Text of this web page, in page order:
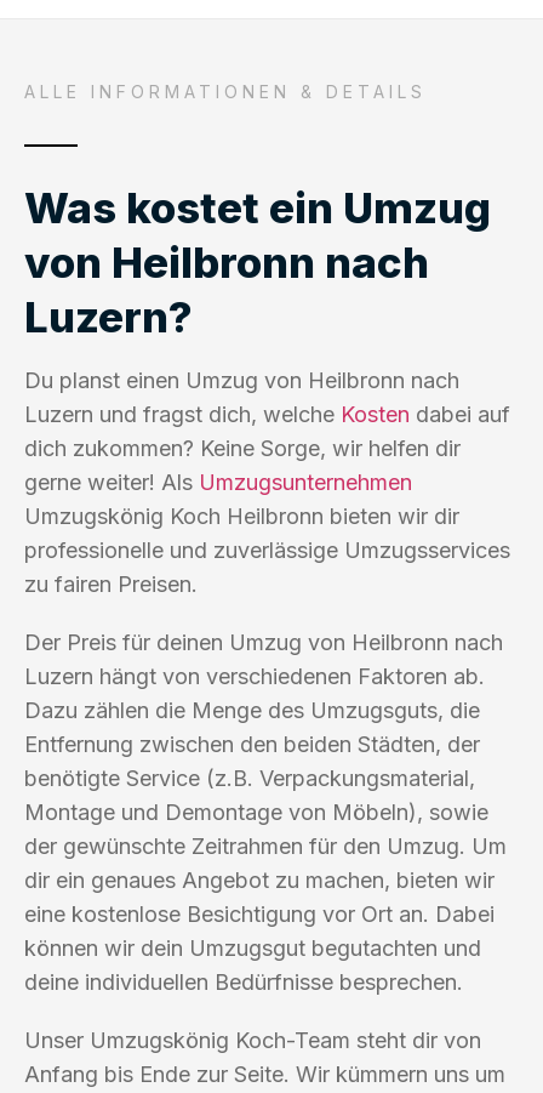
ALLE INFORMATIONEN & DETAILS
Was kostet ein Umzug
von Heilbronn nach
Luzern?
Du planst einen Umzug von Heilbronn nach
Luzern und fragst dich, welche Kosten dabei auf
dich zukommen? Keine Sorge, wir helfen dir
gerne weiter! Als Umzugsunternehmen
Umzugskönig Koch Heilbronn bieten wir dir
professionelle und zuverlässige Umzugsservices
zu fairen Preisen.
Der Preis für deinen Umzug von Heilbronn nach
Luzern hängt von verschiedenen Faktoren ab.
Dazu zählen die Menge des Umzugsguts, die
Entfernung zwischen den beiden Städten, der
benötigte Service (z.B. Verpackungsmaterial,
Montage und Demontage von Möbeln), sowie
der gewünschte Zeitrahmen für den Umzug. Um
dir ein genaues Angebot zu machen, bieten wir
eine kostenlose Besichtigung vor Ort an. Dabei
können wir dein Umzugsgut begutachten und
deine individuellen Bedürfnisse besprechen.
Unser Umzugskönig Koch-Team steht dir von
Anfang bis Ende zur Seite. Wir kümmern uns um